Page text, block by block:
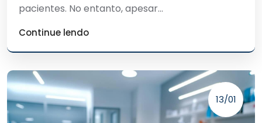
pacientes. No entanto, apesar...
Continue lendo
13/01